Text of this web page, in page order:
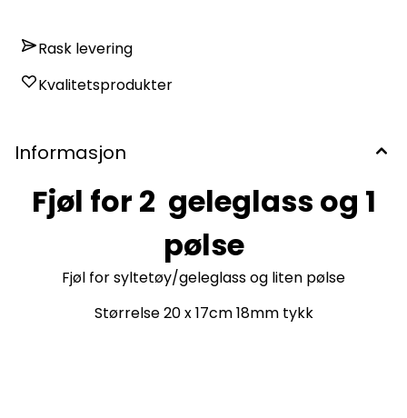
Rask levering
Kvalitetsprodukter
Informasjon
Fjøl for 2 geleglass og 1
pølse
Fjøl for syltetøy/geleglass og liten pølse
Størrelse 20 x 17cm 18mm tykk